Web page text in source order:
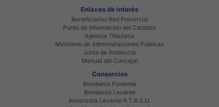
Enlaces de interés
Beneficiarios Red Provincial
Punto de Informacion del Catastro
Agencia Tributaria
Ministerio de Administraciones Públicas
Junta de Andalucia
Manual del Concejal
Consorcios
Bomberos Poniente
Bomberos Levante
Almanzora Levante R.T.R.S.U.